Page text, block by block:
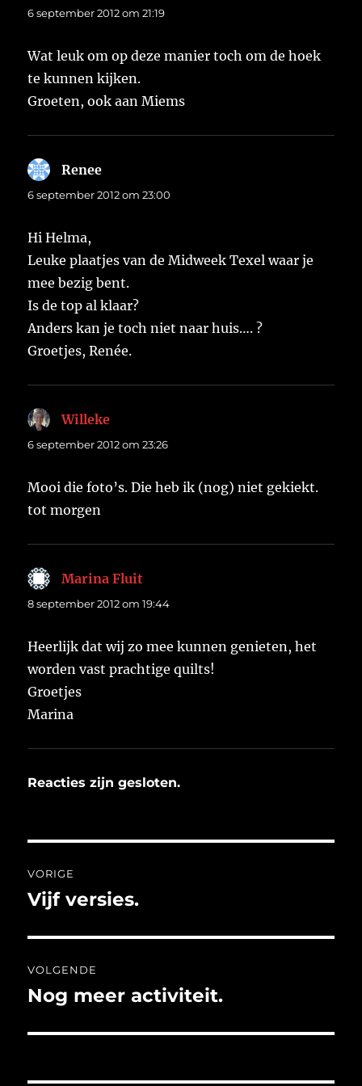
6 september 2012 om 21:19
Wat leuk om op deze manier toch om de hoek
te kunnen kijken.
Groeten, ook aan Miems
Renee
6 september 2012 om 23:00
Hi Helma,
Leuke plaatjes van de Midweek Texel waar je
mee bezig bent.
Is de top al klaar?
Anders kan je toch niet naar huis…. ?
Groetjes, Renée.
Willeke
6 september 2012 om 23:26
Mooi die foto’s. Die heb ik (nog) niet gekiekt.
tot morgen
Marina Fluit
8 september 2012 om 19:44
Heerlijk dat wij zo mee kunnen genieten, het
worden vast prachtige quilts!
Groetjes
Marina
Reacties zijn gesloten.
navigatie
VORIGE
Vorig
Vijf versies.
VOLGENDE
Volgend
Nog meer activiteit.